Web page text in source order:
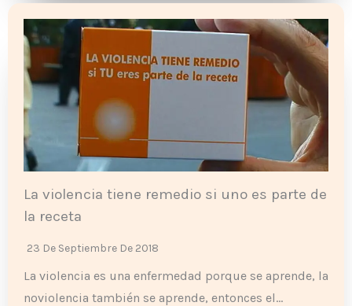
La violencia tiene remedio si uno es parte de
la receta
23 De Septiembre De 2018
La violencia es una enfermedad porque se aprende, la
noviolencia también se aprende, entonces el…